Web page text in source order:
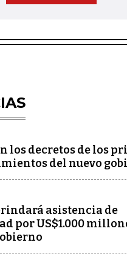
los decretos de los
del nuevo
asistencia de
por US$1.000